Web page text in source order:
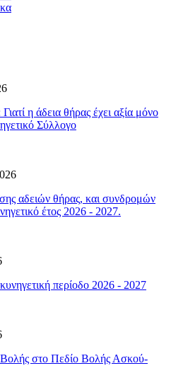
η άδεια θήρας έχει αξία μόνο
Σύλλογο
αδειών θήρας, και συνδρομών
έτος 2026 - 2027.
περίοδο 2026 - 2027
στο Πεδίο Βολής Ασκού-